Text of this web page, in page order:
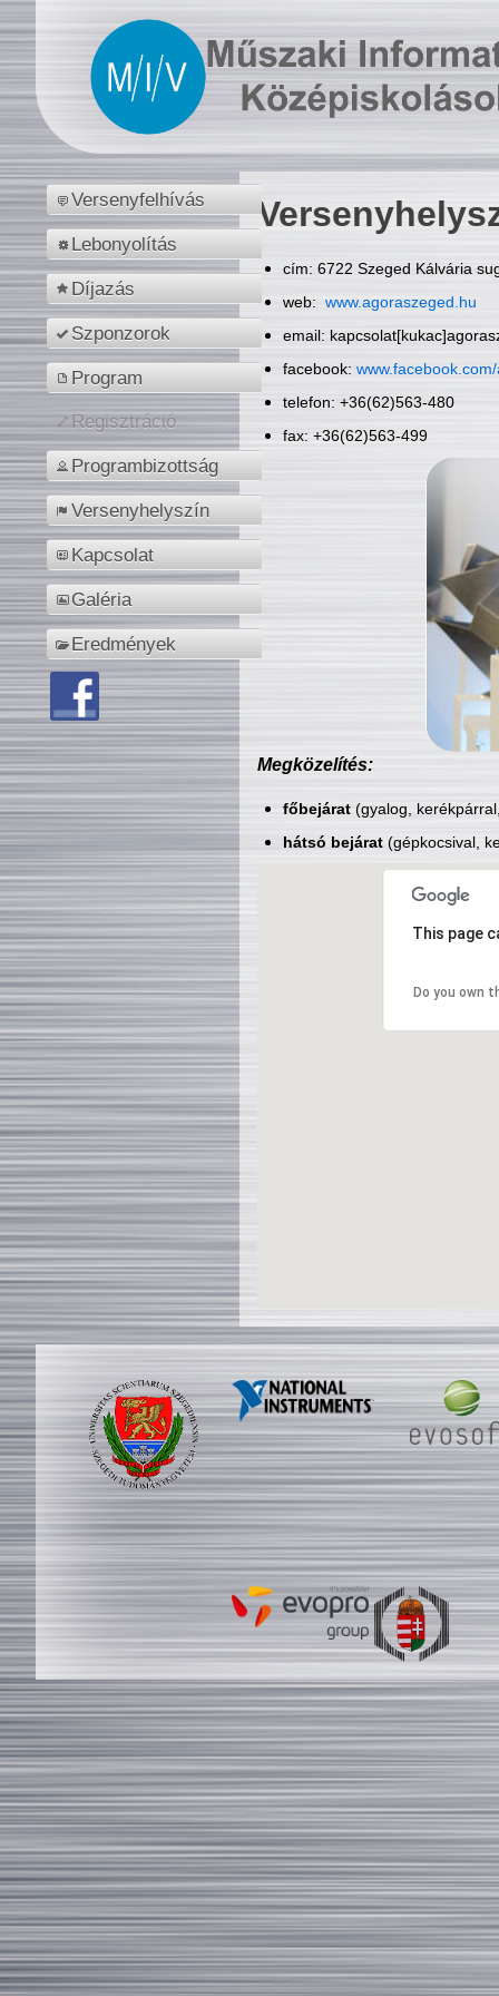
Versenyfelhívás
Lebonyolítás
Díjazás
Szponzorok
Program
Regisztráció
Programbizottság
Versenyhelyszín
Kapcsolat
Galéria
Eredmények
cím: 6722 Szeged Kálvária
web: www.agoraszeged.hu
email:
facebook:
telefon: +36(62)563-480
fax: +36(62)563-499
Megközelítés:
főbejárat(gyalog,
hátsó bejárat(gépkocsival,
This page
Do you own